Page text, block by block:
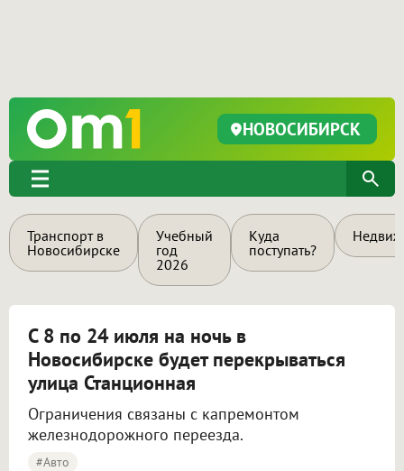
НОВОСИБИРСК
Транспорт в
Новосибирске
Учебный
год
2026
Куда
поступать?
С 8 по 24 июля на ночь в
Новосибирске будет перекрываться
улица Станционная
Ограничения связаны с капремонтом
железнодорожного переезда.
#Авто